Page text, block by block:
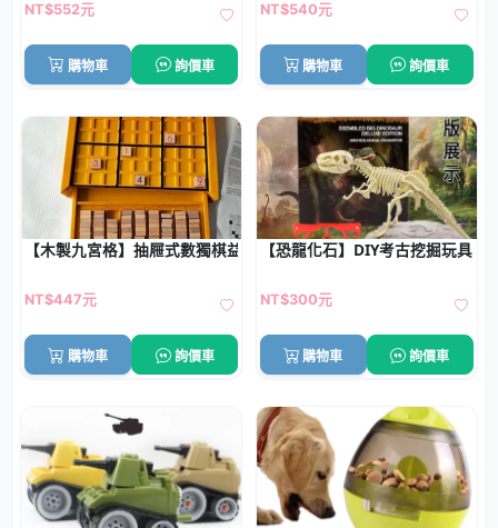
NT$552元
購物車 詢價車
NT$540元
購物車 詢價車
【木製九宮格】抽屜式數獨棋益智玩具 - 經典邏輯思維訓練
NT$447元
購物車 詢價車
【恐龍化石】DIY考古挖掘玩具 -
NT$300元
購物車 詢價車